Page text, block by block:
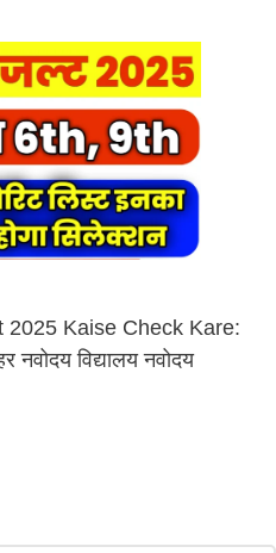
Kaise Check Kare:
नवोदय विद्यालय नवोदय